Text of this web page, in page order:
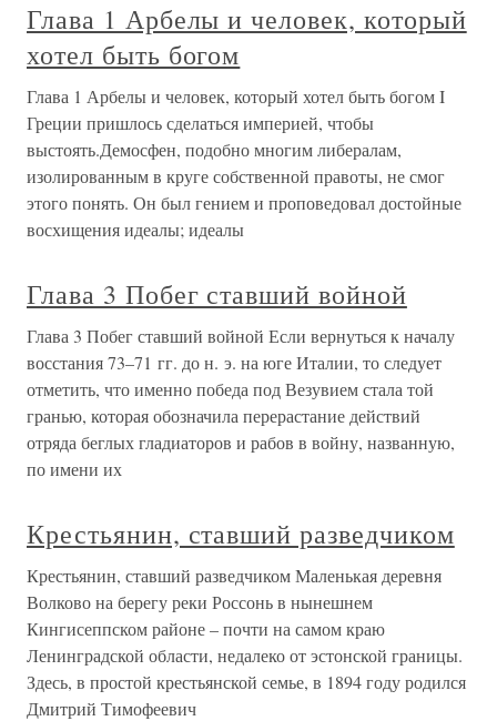
Глава 1 Арбелы и человек, который
хотел быть богом
Глава 1 Арбелы и человек, который хотел быть богом I
Греции пришлось сделаться империей, чтобы
выстоять.Демосфен, подобно многим либералам,
изолированным в круге собственной правоты, не смог
этого понять. Он был гением и проповедовал достойные
восхищения идеалы; идеалы
Глава 3 Побег ставший войной
Глава 3 Побег ставший войной Если вернуться к началу
восстания 73–71 гг. до н. э. на юге Италии, то следует
отметить, что именно победа под Везувием стала той
гранью, которая обозначила перерастание действий
отряда беглых гладиаторов и рабов в войну, названную,
по имени их
Крестьянин, ставший разведчиком
Крестьянин, ставший разведчиком Маленькая деревня
Волково на берегу реки Россонь в нынешнем
Кингисеппском районе – почти на самом краю
Ленинградской области, недалеко от эстонской границы.
Здесь, в простой крестьянской семье, в 1894 году родился
Дмитрий Тимофеевич